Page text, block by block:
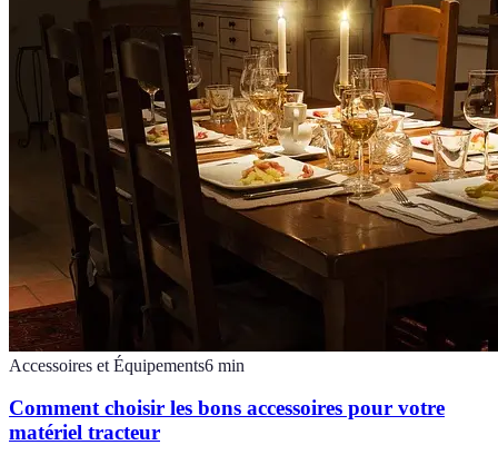
Accessoires et Équipements6 min
Comment choisir les bons accessoires pour votre
matériel tracteur